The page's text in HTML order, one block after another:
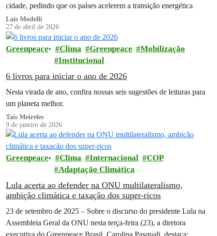
cidade, pedindo que os países acelerem a transição energética
Laís Modelli
27 de abril de 2026
Greenpeace Clima Greenpeace
Mobilização
Institucional
6 livros para iniciar o ano de 2026
Nesta virada de ano, confira nossas seis sugestões de leituras para
um planeta melhor.
Taís Meireles
9 de janeiro de 2026
Greenpeace Clima Internacional
COP
Adaptação Climática
Lula acerta ao defender na ONU multilateralismo,
ambição climática e taxação dos super-ricos
23 de setembro de 2025 – Sobre o discurso do presidente Lula na
Assembleia Geral da ONU nesta terça-feira (23), a diretora